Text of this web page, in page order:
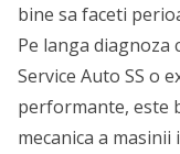
bine sa faceti
Pe langa diagnoza
Service Auto SS o
performante, este
mecanica a masinii